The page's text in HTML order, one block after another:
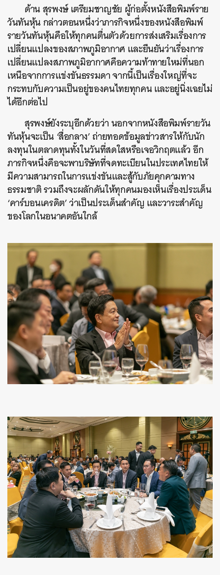
ด้าน สุรพงษ์ เตรียมชาญชัย ผู้ก่อตั้งหนังสือพิมพ์ราย
วันทันหุ้น กล่าวตอนหนึ่งว่าภารกิจหนึ่งของหนังสือพิมพ์
รายวันทันหุ้นคือให้ทุกคนตื่นตัวด้วยการส่งเสริมเรื่องการ
เปลี่ยนแปลงของสภาพภูมิอากาศ และยืนยันว่าเรื่องการ
เปลี่ยนแปลงสภาพภูมิอากาศคือความท้าทายใหม่ที่นอก
เหนือจากการแข่งขันธรรมดา จากนี้เป็นเรื่องใหญ่ที่จะ
กระทบกับความเป็นอยู่ของคนไทยทุกคน และอยู่นิ่งเฉยไม่
ได้อีกต่อไป
สุรพงษ์ยังระบุอีกด้วยว่า นอกจากหนังสือพิมพ์รายวัน
ทันหุ้นจะเป็น ‘สื่อกลาง’ ถ่ายทอดข้อมูลข่าวสารให้กับนัก
ลงทุนในตลาดทุนทั้งในวันที่สดใสหรือเจอวิกฤตแล้ว อีก
ภารกิจหนึ่งคือจะพาบริษัทที่จดทะเบียนในประเทศไทยให้
มีความสามารถในการแข่งขันและสู้กับภัยคุกคามทาง
ธรรมชาติ รวมถึงจะผลักดันให้ทุกคนมองเห็นเรื่องประเด็น
‘คาร์บอนเครดิต’ ว่าเป็นประเด็นสำคัญ และวาระสำคัญ
ของโลกในอนาคตอันใกล้